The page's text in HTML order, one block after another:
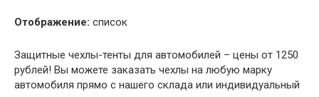
Отображение: список
Защитные чехлы-тенты для автомобилей – цены от 1250
рублей! Вы можете заказать чехлы на любую марку
автомобиля прямо с нашего склада или индивидуальный